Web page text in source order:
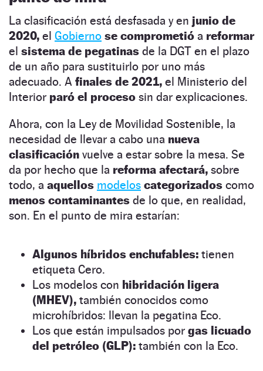
La clasificación está desfasada y en junio de
2020, el Gobierno se comprometió a reformar
el sistema de pegatinas de la DGT en el plazo
de un año para sustituirlo por uno más
adecuado. A finales de 2021, el Ministerio del
Interior paró el proceso sin dar explicaciones.
Ahora, con la Ley de Movilidad Sostenible, la
necesidad de llevar a cabo una nueva
clasificación vuelve a estar sobre la mesa. Se
da por hecho que la reforma afectará, sobre
todo, a aquellos modelos categorizados como
menos contaminantes de lo que, en realidad,
son. En el punto de mira estarían:
Algunos híbridos enchufables: tienen
etiqueta Cero.
Los modelos con hibridación ligera
(MHEV), también conocidos como
microhíbridos: llevan la pegatina Eco.
Los que están impulsados por gas licuado
del petróleo (GLP): también con la Eco.